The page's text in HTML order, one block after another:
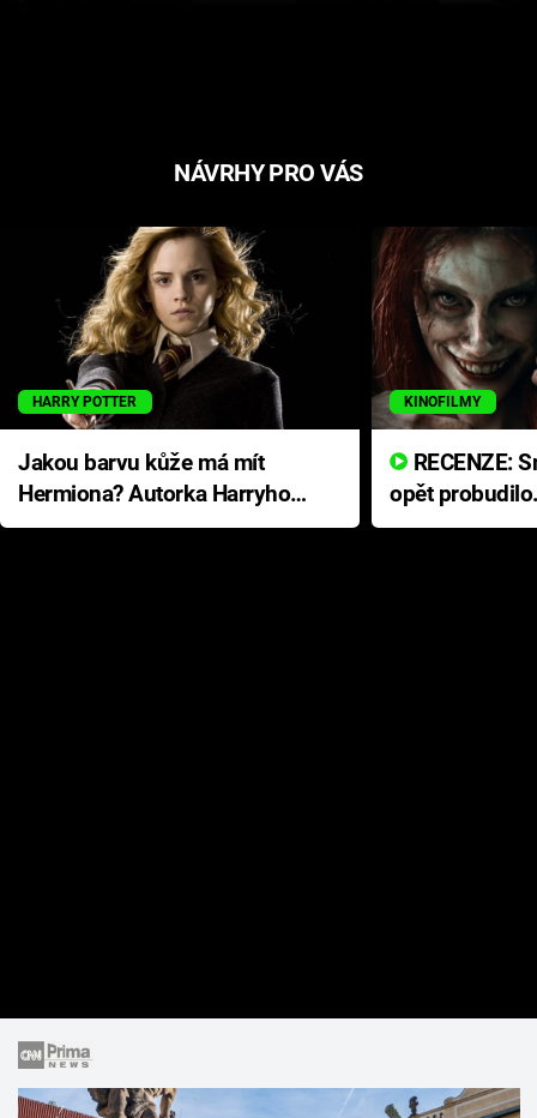
NÁVRHY PRO VÁS
HARRY POTTER
Jakou barvu kůže má mít
Hermiona? Autorka Harryho
Pottera přišla s ráznou
KINOFILMY
opět
přichází s